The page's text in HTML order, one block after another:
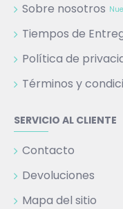
Sobre nosotros
Tiempos de
Política de
Términos y
SERVICIO AL CLIENTE
Contacto
Devoluciones
Mapa del sitio